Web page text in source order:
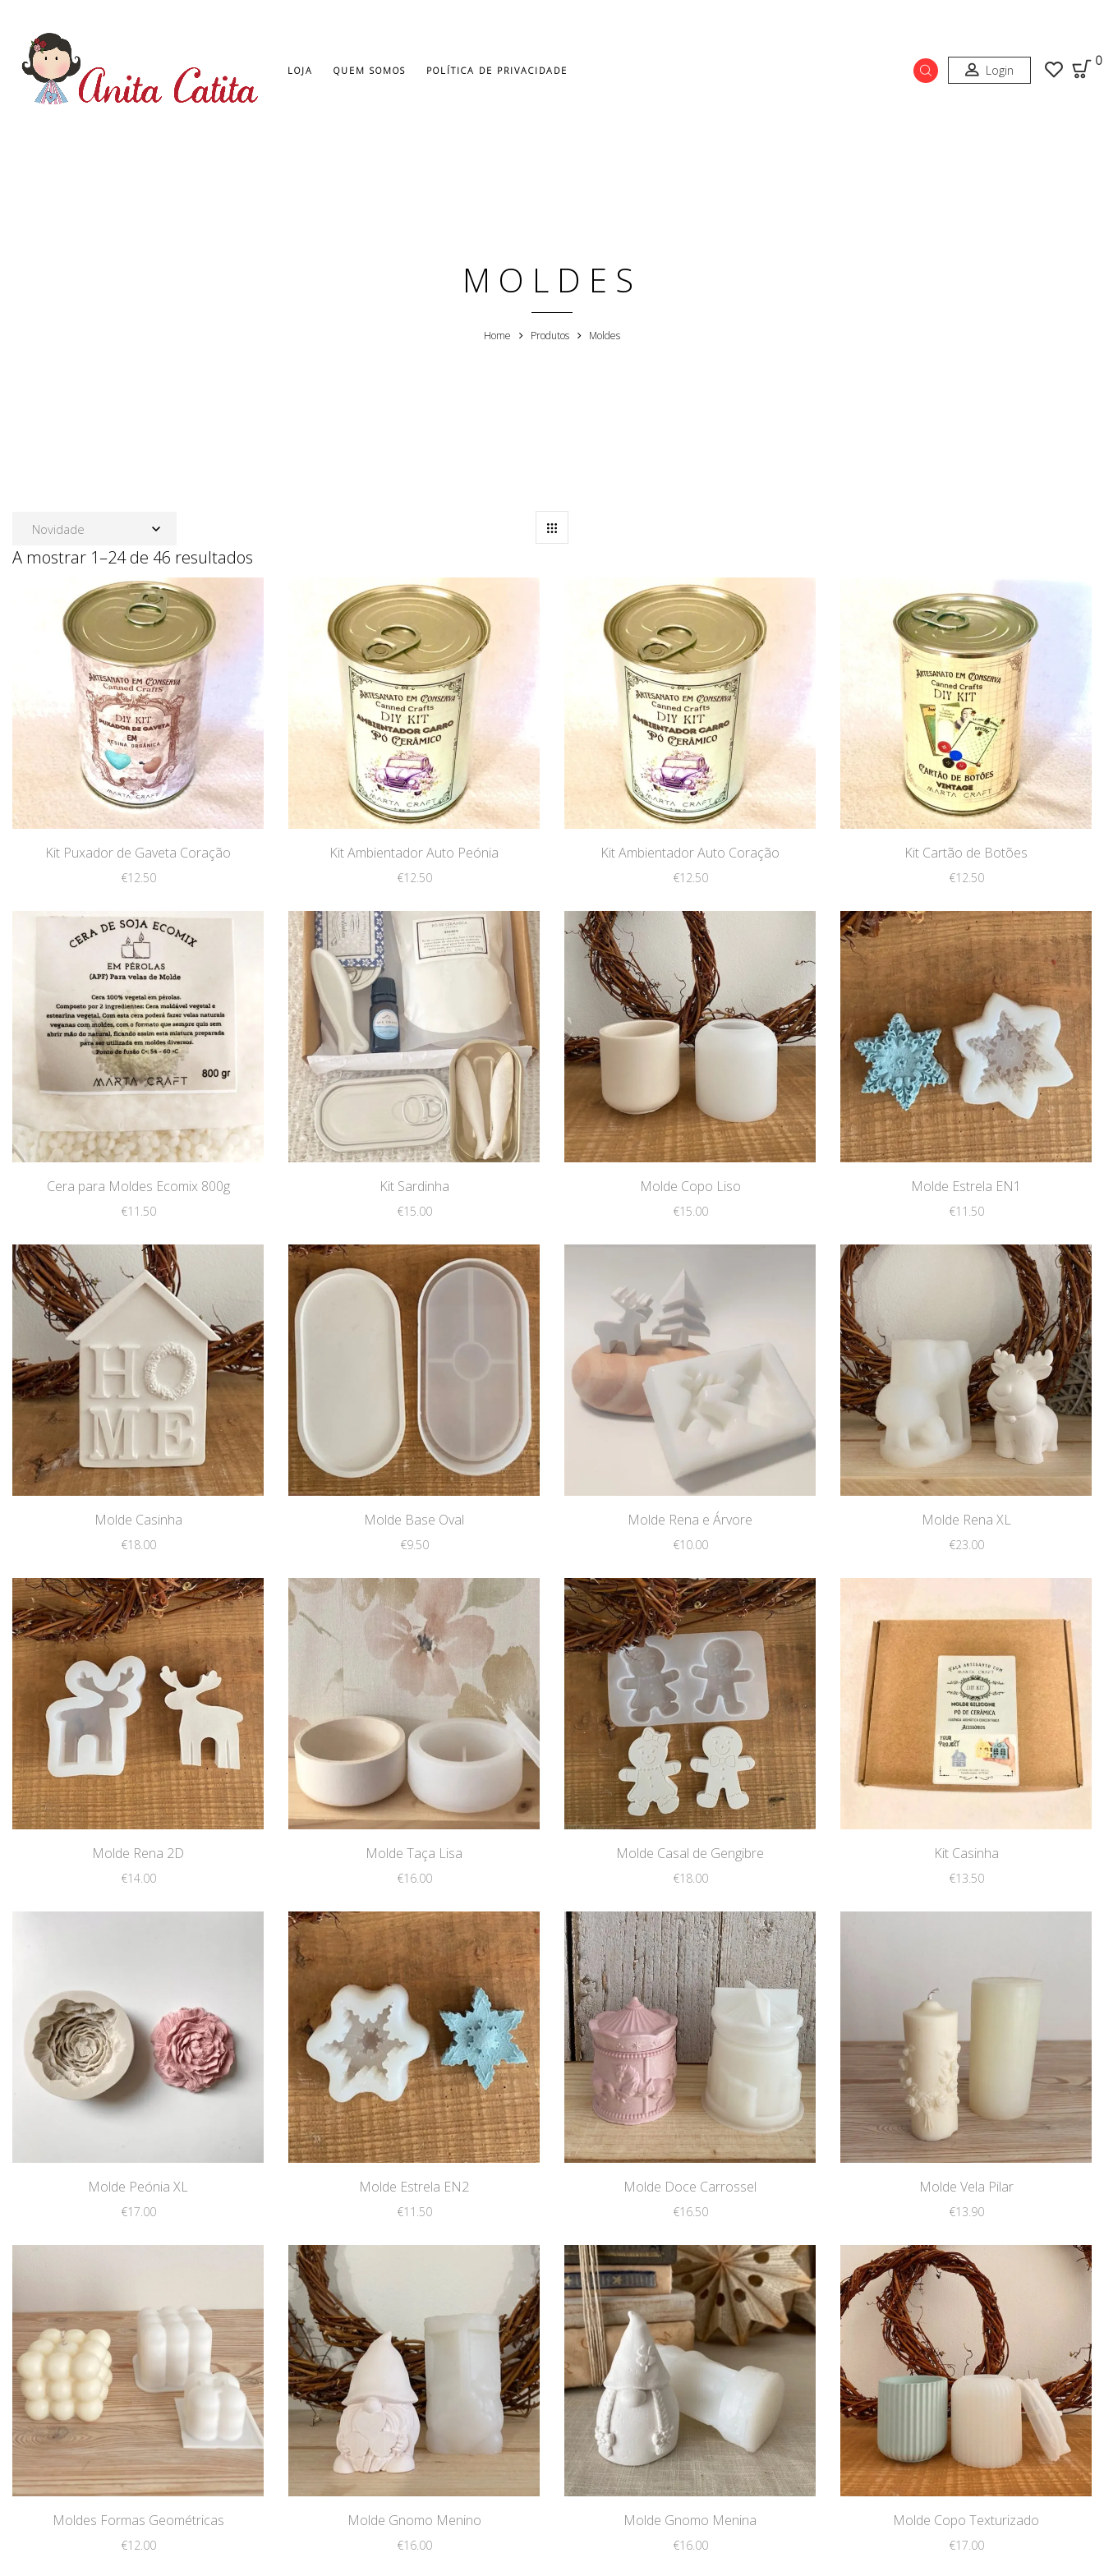
LOJA QUEM SOMOS POLÍTICA DE PRIVACIDADE Login
0
MOLDES
Home Produtos Moldes
A mostrar 1–24 de 46 resultados
Kit Puxador de Gaveta Coração
€12.50
Kit Ambientador Auto Peónia
€12.50
Kit Ambientador Auto Coração
€12.50
Kit Cartão de Botões
€12.50
Cera para Moldes Ecomix 800g
€11.50
Kit Sardinha
€15.00
Molde Copo Liso
€15.00
Molde Estrela EN1
€11.50
Molde Casinha
€18.00
Molde Base Oval
€9.50
Molde Rena e Árvore
€10.00
Molde Rena XL
€23.00
Molde Rena 2D
€14.00
Molde Taça Lisa
€16.00
Molde Casal de Gengibre
€18.00
Kit Casinha
€13.50
Molde Peónia XL
€17.00
Molde Estrela EN2
€11.50
Molde Doce Carrossel
€16.50
Molde Vela Pilar
€13.90
Moldes Formas Geométricas
€12.00
Molde Gnomo Menino
€16.00
Molde Gnomo Menina
€16.00
Molde Copo Texturizado
€17.00